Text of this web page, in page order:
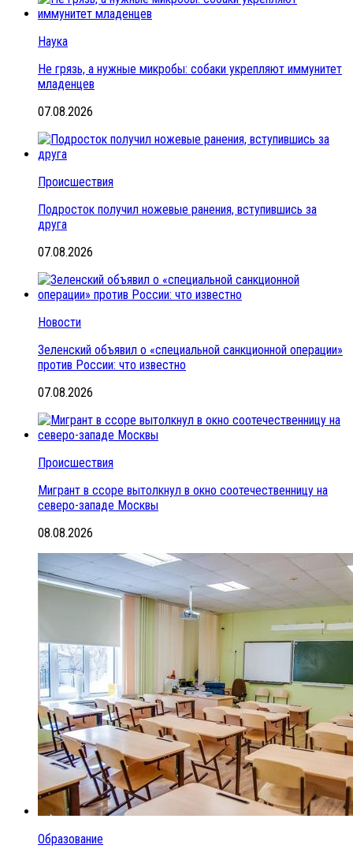
Наука
Не грязь, а нужные микробы: собаки укрепляют иммунитет
младенцев
07.08.2026
Происшествия
Подросток получил ножевые ранения, вступившись за
друга
07.08.2026
Новости
Зеленский объявил о «специальной санкционной операции»
против России: что известно
07.08.2026
Происшествия
Мигрант в ссоре вытолкнул в окно соотечественницу на
северо-западе Москвы
08.08.2026
Образование